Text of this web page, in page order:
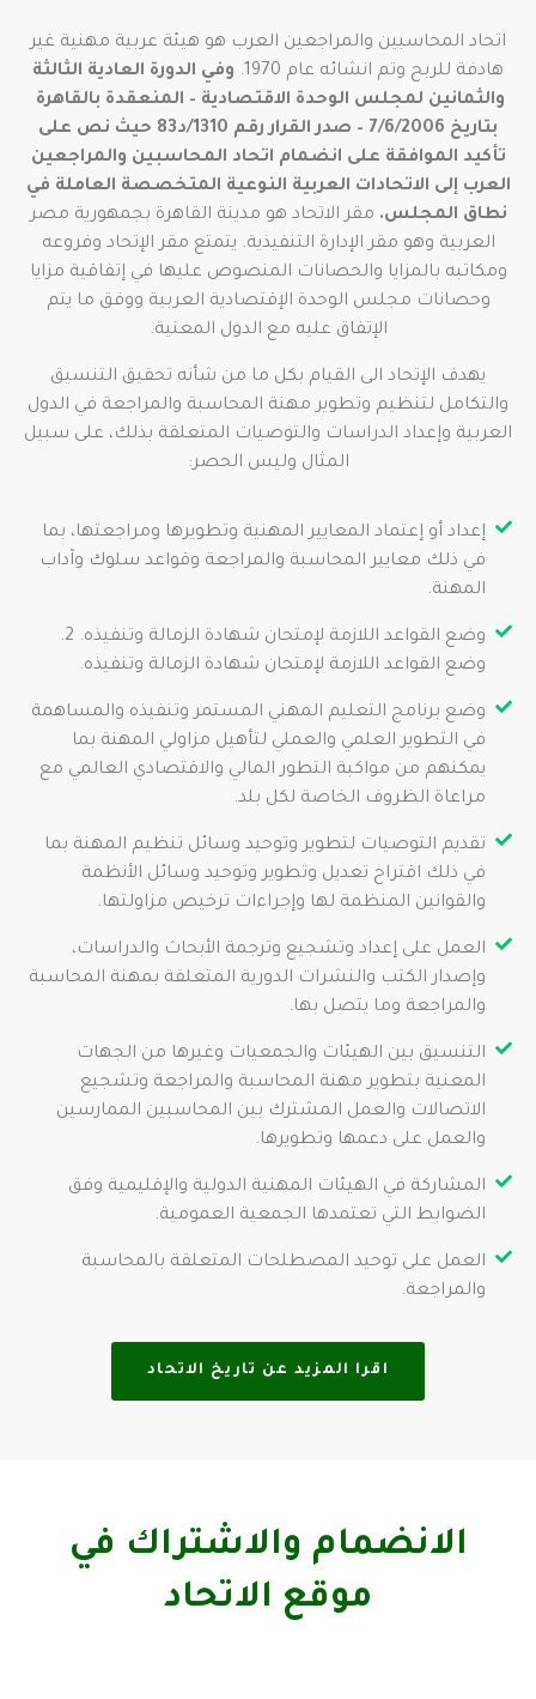
اتحاد المحاسبين والمراجعين العرب هو هيئة عربية مهنية غير
هادفة للربح وتم انشائه عام 1970.
وفي الدورة العادية الثالثة
والثمانين لمجلس الوحدة الاقتصادية – المنعقدة بالقاهرة
بتاريخ 7/6/2006 – صدر القرار رقم 1310/د83 حيث نص على
تأكيد الموافقة على انضمام اتحاد المحاسبين والمراجعين
العرب إلى الاتحادات العربية النوعية المتخصصة العاملة في
نطاق المجلس. مقر الاتحاد هو مدينة القاهرة بجمهورية مصر
العربية وهو مقر الإدارة التنفيذية. يتمتع مقر الإتحاد وفروعه
ومكاتبه بالمزايا والحصانات المنصوص عليها في إتفاقية مزايا
وحصانات مجلس الوحدة الإقتصادية العربية ووفق ما يتم
الإتفاق عليه مع الدول المعنية.
يهدف الإتحاد الى القيام بكل ما من شأنه تحقيق التنسيق
والتكامل لتنظيم وتطوير مهنة المحاسبة والمراجعة في الدول
العربية وإعداد الدراسات والتوصيات المتعلقة بذلك، على سبيل
المثال وليس الحصر:
إعداد أو إعتماد المعايير المهنية وتطويرها ومراجعتها، بما
في ذلك معايير المحاسبة والمراجعة وقواعد سلوك وآداب
المهنة.
وضع القواعد اللازمة لإمتحان شهادة الزمالة وتنفيذه. 2.
وضع القواعد اللازمة لإمتحان شهادة الزمالة وتنفيذه.
وضع برنامج التعليم المهني المستمر وتنفيذه والمساهمة
في التطوير العلمي والعملي لتأهيل مزاولي المهنة بما
يمكنهم من مواكبة التطور المالي والاقتصادي العالمي مع
مراعاة الظروف الخاصة لكل بلد.
تقديم التوصيات لتطوير وتوحيد وسائل تنظيم المهنة بما
في ذلك اقتراح تعديل وتطوير وتوحيد وسائل الأنظمة
والقوانين المنظمة لها وإجراءات ترخيص مزاولتها.
العمل على إعداد وتشجيع وترجمة الأبحاث والدراسات،
وإصدار الكتب والنشرات الدورية المتعلقة بمهنة المحاسبة
والمراجعة وما يتصل بها.
التنسيق بين الهيئات والجمعيات وغيرها من الجهات
المعنية بتطوير مهنة المحاسبة والمراجعة وتشجيع
الاتصالات والعمل المشترك بين المحاسبين الممارسين
والعمل على دعمها وتطويرها.
المشاركة في الهيئات المهنية الدولية والإقليمية وفق
الضوابط التي تعتمدها الجمعية العمومية.
العمل على توحيد المصطلحات المتعلقة بالمحاسبة
والمراجعة.
اقرا المزيد عن تاريخ الاتحاد
الانضمام والاشتراك في
موقع الاتحاد